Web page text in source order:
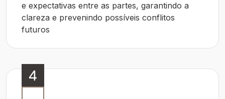
e expectativas entre as partes, garantindo a
clareza e prevenindo possíveis conflitos
futuros
4